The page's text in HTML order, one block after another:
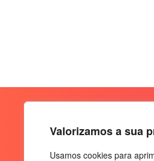
Valorizamos a sua
Usamos cookies para